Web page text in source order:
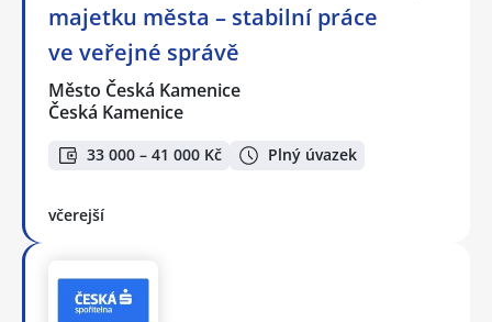
majetku města – stabilní práce
ve veřejné správě
Město Česká Kamenice
Česká Kamenice
33 000 – 41 000 Kč Plný úvazek
včerejší